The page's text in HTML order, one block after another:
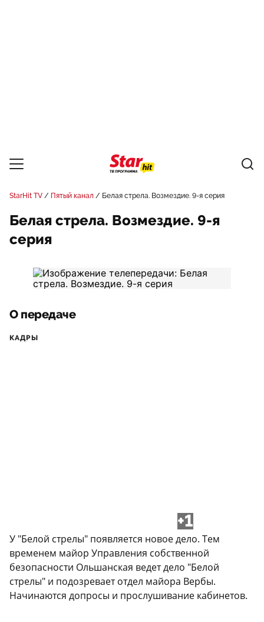
StarHit TV Пятый канал Белая стрела. Возмездие. 9-я серия
Белая стрела. Возмездие. 9-я
серия
О передаче
КАДРЫ
+1
У "Белой стрелы" появляется новое дело. Тем
временем майор Управления собственной
безопасности Ольшанская ведет дело "Белой
стрелы" и подозревает отдел майора Вербы.
Начинаются допросы и прослушивание кабинетов.